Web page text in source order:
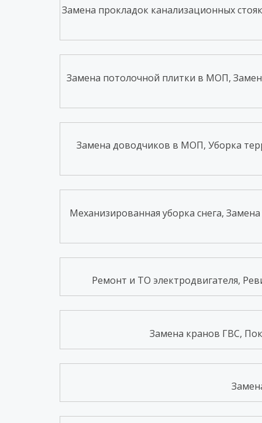
Замена прокладок канализационных
Замена потолочной плитки в МОП,
Замена доводчиков в МОП, Уборка
Механизированная уборка снега,
Ремонт и ТО электродвигателя,
Замена кранов ГВС,